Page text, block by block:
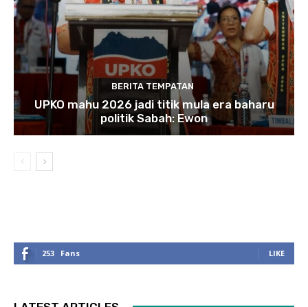
BERITA TEMPATAN
UPKO mahu 2026 jadi titik mula era baharu
politik Sabah: Ewon
253 Fans LIKE